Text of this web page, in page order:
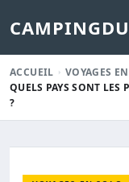
ACCUEIL
VOYAGES
QUELS PAYS SONT LES
?